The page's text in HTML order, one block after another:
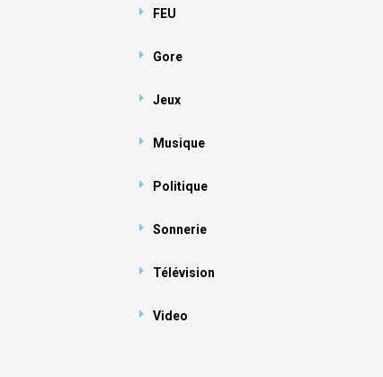
FEU
Gore
Jeux
Musique
Politique
Sonnerie
Télévision
Video